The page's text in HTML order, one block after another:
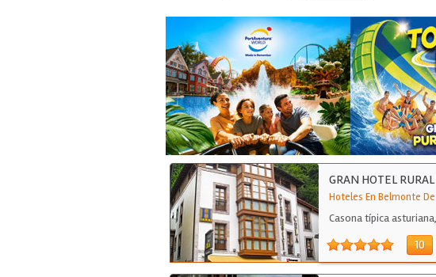
GRAN HOTEL
Hoteles En Belmonte
Casona típica
10